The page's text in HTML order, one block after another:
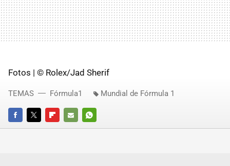
Fotos | © Rolex/Jad Sherif
FACEBOOKTWITTERFLIPBOARD
E-
WHATSAPP
TEMAS Fórmula1 Mundial de Fórmula 1